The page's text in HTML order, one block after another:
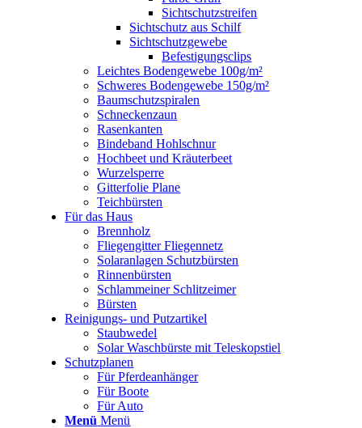
Sichtschutzstreifen
Sichtschutz aus Schilf
Sichtschutzgewebe
Befestigungsclips
Leichtes Bodengewebe 100g/m²
Schweres Bodengewebe 150g/m²
Baumschutzspiralen
Schneckenzaun
Rasenkanten
Bindeband Hohlschnur
Hochbeet und Kräuterbeet
Wurzelsperre
Gitterfolie Plane
Teichbürsten
Für das Haus
Brennholz
Fliegengitter Fliegennetz
Solaranlagen Schutzbürsten
Rinnenbürsten
Schlammeiner Schlitzeimer
Bürsten
Reinigungs- und Putzartikel
Staubwedel
Solar Waschbürste mit Teleskopstiel
Schutzplanen
Für Pferdeanhänger
Für Boote
Für Auto
Menü Menü